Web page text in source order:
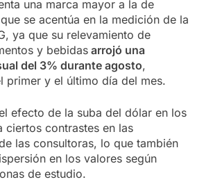
una marca mayor a la de
se acentúa en la medición de la
ya que su relevamiento de
y bebidas arrojó una
del 3% durante agosto,
primer y el último día del mes.
efecto de la suba del dólar en los
ciertos contrastes en las
las consultoras, lo que también
en los valores según
de estudio.